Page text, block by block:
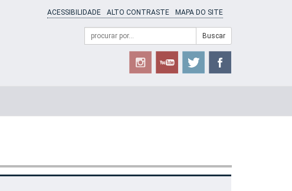
ACESSIBILIDADE ALTO CONTRASTE MAPA DO SITE
Formulário
Campo
de
Buscar